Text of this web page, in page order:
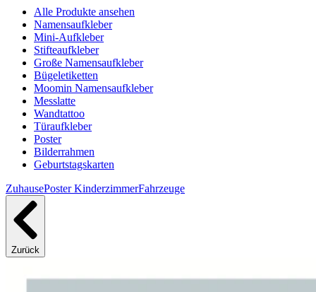
Alle Produkte ansehen
Namensaufkleber
Mini-Aufkleber
Stifteaufkleber
Große Namensaufkleber
Bügeletiketten
Moomin Namensaufkleber
Messlatte
Wandtattoo
Türaufkleber
Poster
Bilderrahmen
Geburtstagskarten
ZuhausePoster KinderzimmerFahrzeuge
Zurück